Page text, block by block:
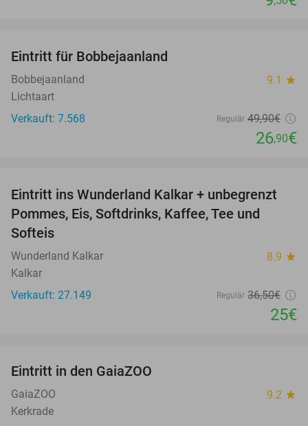
Eintritt für Bobbejaanland
Bobbejaanland 9.1 star
Lichtaart
Verkauft: 7.568
Regulär 49,90€
26,90€
32%
Eintritt ins Wunderland Kalkar + unbegrenzt
Pommes, Eis, Softdrinks, Kaffee, Tee und
Softeis
Wunderland Kalkar 8.9 star
Kalkar
Verkauft: 27.149
Regulär 36,50€
25€
Eintritt in den GaiaZOO
GaiaZOO 9.2 star
Kerkrade